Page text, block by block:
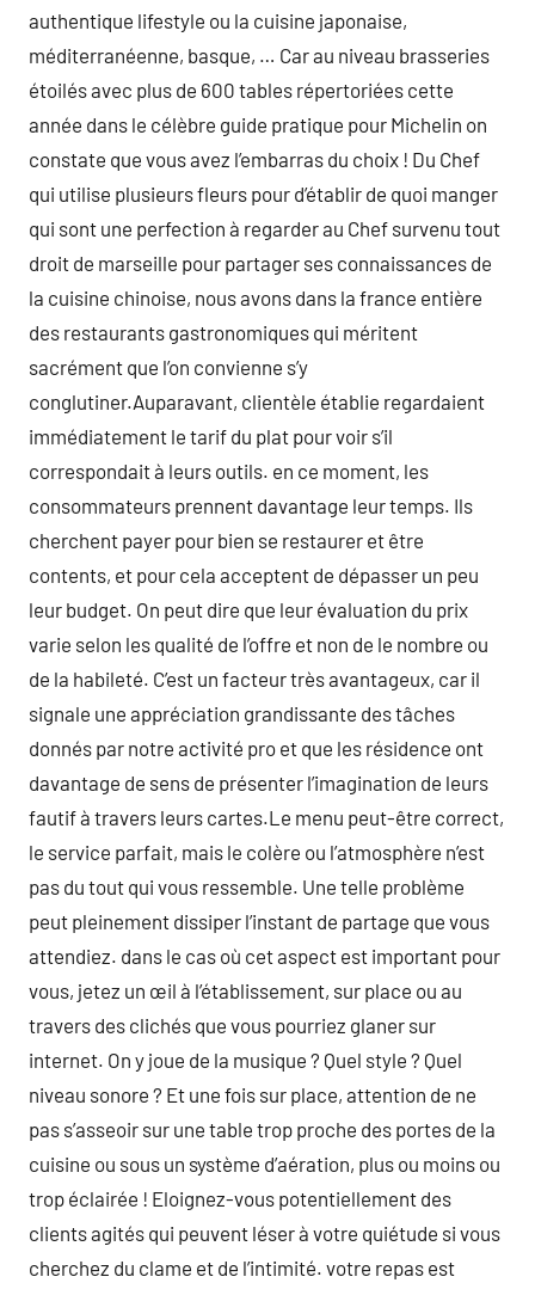
authentique lifestyle ou la cuisine japonaise,
méditerranéenne, basque, … Car au niveau brasseries
étoilés avec plus de 600 tables répertoriées cette
année dans le célèbre guide pratique pour Michelin on
constate que vous avez l’embarras du choix ! Du Chef
qui utilise plusieurs fleurs pour d’établir de quoi manger
qui sont une perfection à regarder au Chef survenu tout
droit de marseille pour partager ses connaissances de
la cuisine chinoise, nous avons dans la france entière
des restaurants gastronomiques qui méritent
sacrément que l’on convienne s’y
conglutiner.Auparavant, clientèle établie regardaient
immédiatement le tarif du plat pour voir s’il
correspondait à leurs outils. en ce moment, les
consommateurs prennent davantage leur temps. Ils
cherchent payer pour bien se restaurer et être
contents, et pour cela acceptent de dépasser un peu
leur budget. On peut dire que leur évaluation du prix
varie selon les qualité de l’offre et non de le nombre ou
de la habileté. C’est un facteur très avantageux, car il
signale une appréciation grandissante des tâches
donnés par notre activité pro et que les résidence ont
davantage de sens de présenter l’imagination de leurs
fautif à travers leurs cartes.Le menu peut-être correct,
le service parfait, mais le colère ou l’atmosphère n’est
pas du tout qui vous ressemble. Une telle problème
peut pleinement dissiper l’instant de partage que vous
attendiez. dans le cas où cet aspect est important pour
vous, jetez un œil à l’établissement, sur place ou au
travers des clichés que vous pourriez glaner sur
internet. On y joue de la musique ? Quel style ? Quel
niveau sonore ? Et une fois sur place, attention de ne
pas s’asseoir sur une table trop proche des portes de la
cuisine ou sous un système d’aération, plus ou moins ou
trop éclairée ! Eloignez-vous potentiellement des
clients agités qui peuvent léser à votre quiétude si vous
cherchez du clame et de l’intimité. votre repas est